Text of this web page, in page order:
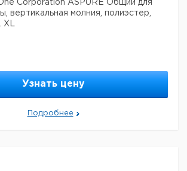
Corporation ASPURE Общий для
вертикальная молния, полиэстер,
Узнать цену
Подробнее